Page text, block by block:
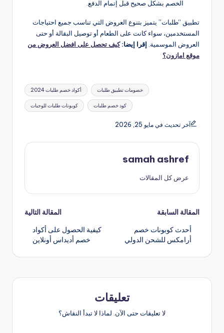
الخصم بشكل صحيح قبل إتمام الدفع​.
تطبيق “طلبات” يتميز بتنوع العروض التي تناسب جميع احتياجات
المستخدمين، سواء كانت على الطعام أو توصيل البقالة أو حتى
العروض الموسمية. إقرا إيضا:كيف تحصل على افضل العروض من
موقع امازون؟
أكواد خصم طلبات 2024 خصومات تطبيق طلبات
كوبونات طلبات للوجبات كود خصم طلبات
آخر تحديث في مايو 25, 2026
samah ashref
عرض كل المقالات
تصفّح
المقالات
المقالة السابقة
أحدث كوبونات خصم
أرامكس للشحن الدولي
المقالة التالية
كيفية الحصول على أكواد
خصم أديداس أونلاين
تعليقات
لا تعليقات حتى الآن. لماذا لا تبدأ النقاش؟